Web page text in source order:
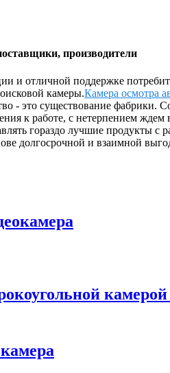
производители
и отличной поддержке
камеры.Камера осмотра
- это существование фабрики.
к работе, с нетерпением
гораздо лучшие продукты с
долгосрочной и взаимной